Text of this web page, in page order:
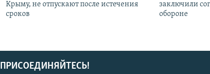
Крыму, не отпускают после истечения
сроков
заключили
обороне
ПРИСОЕДИНЯЙТЕСЬ!